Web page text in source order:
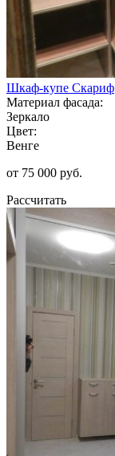
Шкаф-купе Скариф
Материал фасада:
Зеркало
Цвет:
Венге
от 75 000 руб.
Рассчитать